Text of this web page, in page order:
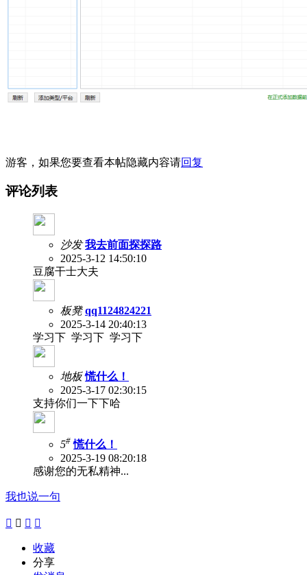
游客，如果您要查看本帖隐藏内容请回复
评论列表
沙发 我去前面探探路
2025-3-12 14:50:10
豆腐干士大夫
板凳 qq1124824221
2025-3-14 20:40:13
学习下 学习下 学习下
地板 慌什么！
2025-3-17 02:30:15
支持你们一下下哈
5# 慌什么！
2025-3-19 08:20:18
感谢您的无私精神...
我也说一句
   
收藏
分享